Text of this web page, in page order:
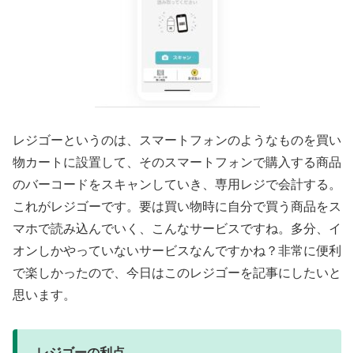
レジゴーというのは、スマートフォンのようなものを買い
物カートに設置して、そのスマートフォンで購入する商品
のバーコードをスキャンしていき、専用レジで会計する。
これがレジゴーです。要は買い物時に自分で買う商品をス
マホで読み込んでいく、こんなサービスですね。多分、イ
オンしかやっていないサービスなんですかね？非常に便利
で楽しかったので、今日はこのレジゴーを記事にしたいと
思います。